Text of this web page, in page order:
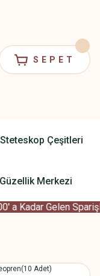
SEPET
Steteskop Çeşitleri
Merkezi
Kadar Gelen Sparişler